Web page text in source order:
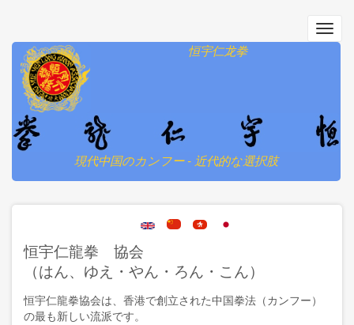
恒宇仁龙拳
現代中国のカンフー - 近代的な選択肢
恒宇仁龍拳 協会
（はん、ゆえ・やん・ろん・こん）
恒宇仁龍拳協会は、香港で創立された中国拳法（カンフー）
の最も新しい流派です。